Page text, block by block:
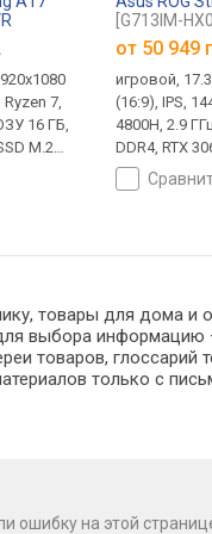
7,
16 ГБ,
M.2
ОС, USB-A
Wi-Fi
[G713IM-
от 50 949
игровой,
(16:9), IPS,
4800H, 2.9
DDR4, RTX
NVMe, 512
USB-A
камеры, 2.7
товары для дома и
для выбора
товаров,
только с
ошибку на этой